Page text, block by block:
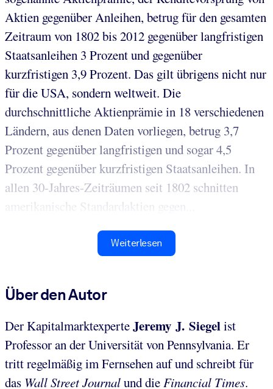
Aktien gegenüber Anleihen, betrug für den gesamten
Zeitraum von 1802 bis 2012 gegenüber langfristigen
Staatsanleihen 3 Prozent und gegenüber
kurzfristigen 3,9 Prozent. Das gilt übrigens nicht nur
für die USA, sondern weltweit. Die
durchschnittliche Aktienprämie in 18 verschiedenen
Ländern, aus denen Daten vorliegen, betrug 3,7
Prozent gegenüber langfristigen und sogar 4,5
Prozent gegenüber kurzfristigen Staatsanleihen. In
allen 30-Jahres-Zeiträumen seit 1802 schnitten
amerikanische Standardaktien gegen...
Weiterlesen
Über den Autor
Der KapitalmarktexperteJeremy J. Siegelist
Professor an der Universität von Pennsylvania. Er
tritt regelmäßig im Fernsehen auf und schreibt für
das Wall Street Journalund dieFinancial Times.